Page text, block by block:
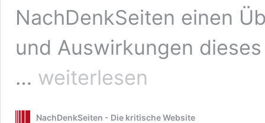
NachDenkSeiten einen
und Auswirkungen
…
BlackRock
und
„Europa-
weiterlesen
NachDenkSeiten - Die kritische Website